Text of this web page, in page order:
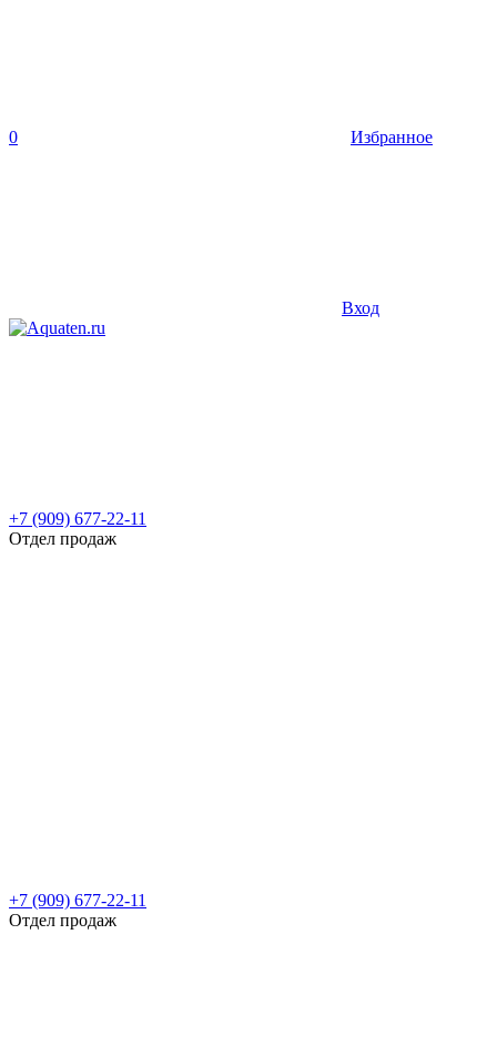
0 Избранное
Вход
+7 (909) 677-22-11
Отдел продаж
+7 (909) 677-22-11
Отдел продаж